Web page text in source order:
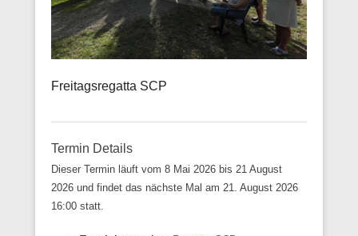
Freitagsregatta SCP
Termin Details
Dieser Termin läuft vom 8 Mai 2026 bis 21 August
2026 und findet das nächste Mal am 21. August 2026
16:00 statt.